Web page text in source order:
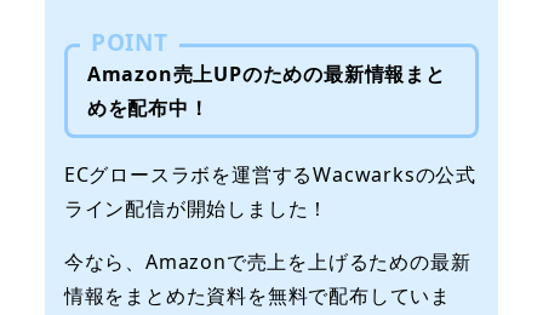
POINT
Amazon売上UPのための最新情報まと
めを配布中！
ECグロースラボを運営するWacwarksの公式
ライン配信が開始しました！
今なら、Amazonで売上を上げるための最新
情報をまとめた資料を無料で配布していま